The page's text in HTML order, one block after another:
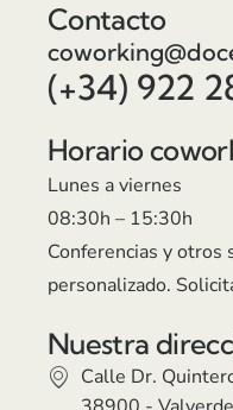
Contacto
(+34) 922
Horario
Lunes a viernes
08:30h – 15:30h
Conferencias y otros
personalizado.
Nuestra
Calle Dr.